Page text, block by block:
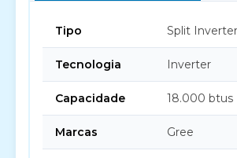
Tipo Split Inverter
Tecnologia Inverter
Capacidade 18.000 btus
Marcas Gree